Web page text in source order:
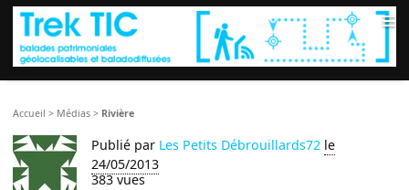
≡
Accueil > Médias > Rivière
Publié par Les Petits Débrouillards72 le
24/05/2013
383 vues